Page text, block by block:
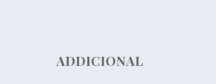
ADDICIONAL